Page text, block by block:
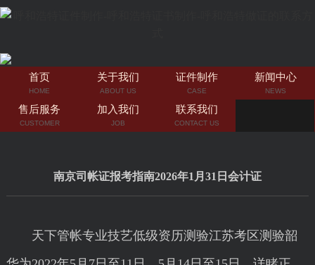
首页
HOME
关于我们
ABOUT US
证件制作
CASE
新闻中心
NEWS
售后服务
CUSTOMER
加入我们
JOB
联系我们
CONTACT US
南京司帐证报考指南2026年1月31日会计证
天下管帐专业技艺低级资历测验江苏考区测验韶